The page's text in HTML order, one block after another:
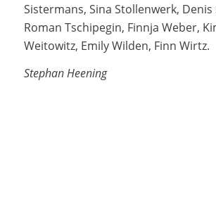
Sistermans, Sina Stollenwerk, Denis
Roman Tschipegin, Finnja Weber,
Weitowitz, Emily Wilden, Finn Wirtz.
Stephan Heening